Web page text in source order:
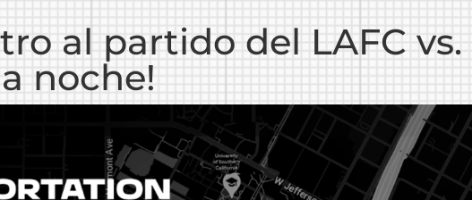
al partido del LAFC
noche!